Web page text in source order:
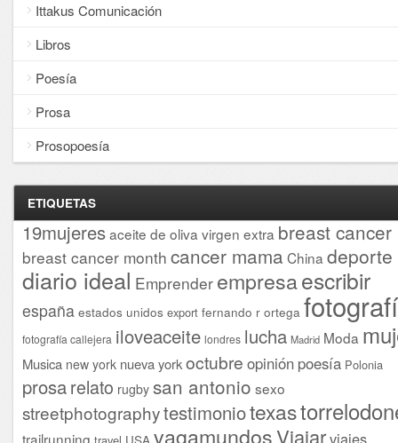
Ittakus Comunicación
Libros
Poesía
Prosa
Prosopoesía
ETIQUETAS
19mujeresaceite de oliva virgen extra breast cancer
breast cancer month cancer mama China deporte
diario ideal Emprender empresaescribir
españa estados unidos export fernando r ortega
fotografía callejera iloveaceite londres lucha Madrid Moda
Musica new york nueva yorkoctubre opinión poesía Polonia
prosarelato rugby san antonio sexo
streetphotographytestimoniotexas
trailrunning vagamundosViajar